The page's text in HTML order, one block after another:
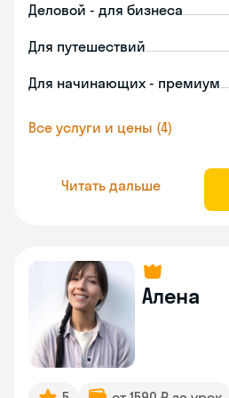
Деловой - для бизнеса
Для путешествий
Для начинающих - премиум
Все услуги и цены (4)
Читать дальше
Алена